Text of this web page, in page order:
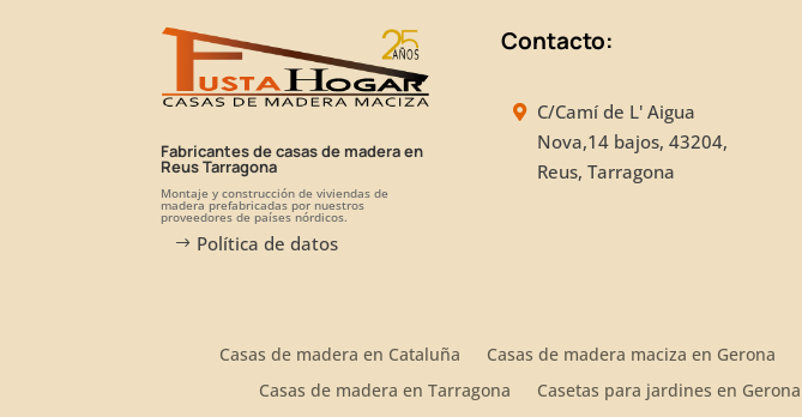
Fabricantes de casas de madera en
Reus Tarragona
Montaje y construcción de viviendas de
madera prefabricadas por nuestros
proveedores de países nórdicos.
Política de datos
Contacto:
C/Camí de L' Aigua
Nova,14 bajos, 43204,
Reus, Tarragona
Casas de madera en Cataluña Casas de madera maciza en Gerona
Casas de madera en Tarragona
Casetas para jardines en Gerona